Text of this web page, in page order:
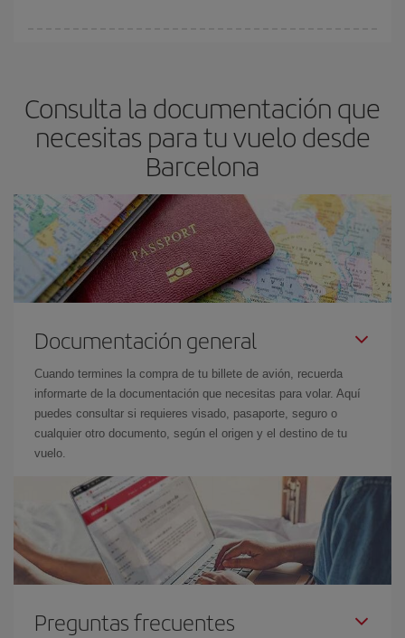
Consulta la documentación que
necesitas para tu vuelo desde
Barcelona
Documentación general
Cuando termines la compra de tu billete de avión, recuerda
informarte de la documentación que necesitas para volar. Aquí
puedes consultar si requieres visado, pasaporte, seguro o
cualquier otro documento, según el origen y el destino de tu
vuelo.
Preguntas frecuentes